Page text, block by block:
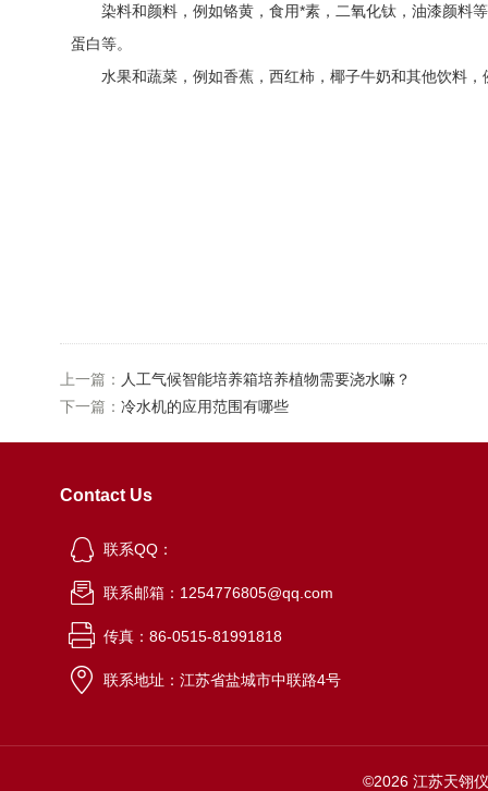
染料和颜料，例如铬黄，食用*素，二氧化钛，油漆颜料等
蛋白等。
水果和蔬菜，例如香蕉，西红柿，椰子牛奶和其他饮料，
上一篇： 人工气候智能培养箱培养植物需要浇水嘛？
下一篇： 冷水机的应用范围有哪些
Contact Us
联系QQ：
联系邮箱：1254776805@qq.com
传真：86-0515-81991818
联系地址：江苏省盐城市中联路4号
©2026 江苏天翎